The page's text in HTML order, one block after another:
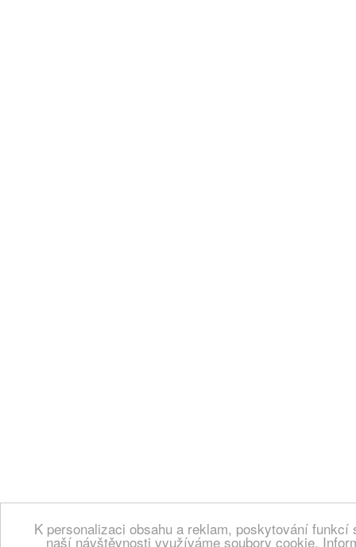
K personalizaci obsahu a reklam, poskytování
naší návštěvnosti využíváme soubory cookie.